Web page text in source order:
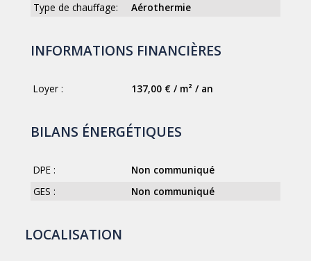
Type de chauffage:
Aérothermie
INFORMATIONS FINANCIÈRES
Loyer : 137,00 € / m² / an
BILANS ÉNERGÉTIQUES
DPE :
Non communiqué
GES :
Non communiqué
LOCALISATION